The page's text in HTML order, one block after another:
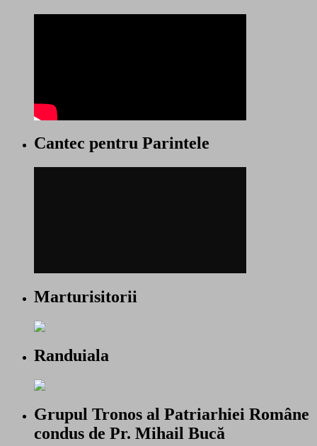
Cantec pentru Parintele
Marturisitorii
Randuiala
Grupul Tronos al Patriarhiei Române
condus de Pr. Mihail Bucă